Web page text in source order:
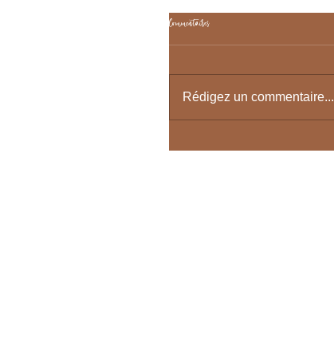
Commentaires
Rédigez un commentaire...